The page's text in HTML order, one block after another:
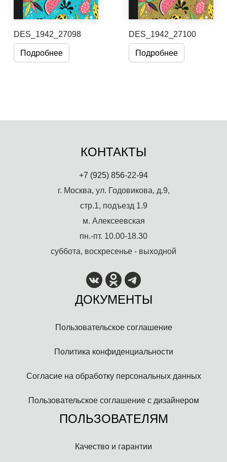
DES_1942_27098
Подробнее
DES_1942_27100
Подробнее
КОНТАКТЫ
+7 (925) 856-22-94
г. Москва, ул. Годовикова, д.9,
стр.1, подъезд 1.9
м. Алексеевская
пн.-пт. 10.00-18.30
суббота, воскресенье - выходной
ДОКУМЕНТЫ
Пользовательское соглашение
Политика конфиденциальности
Согласие на обработку персональных данных
Пользовательское соглашение с дизайнером
ПОЛЬЗОВАТЕЛЯМ
Качество и гарантии